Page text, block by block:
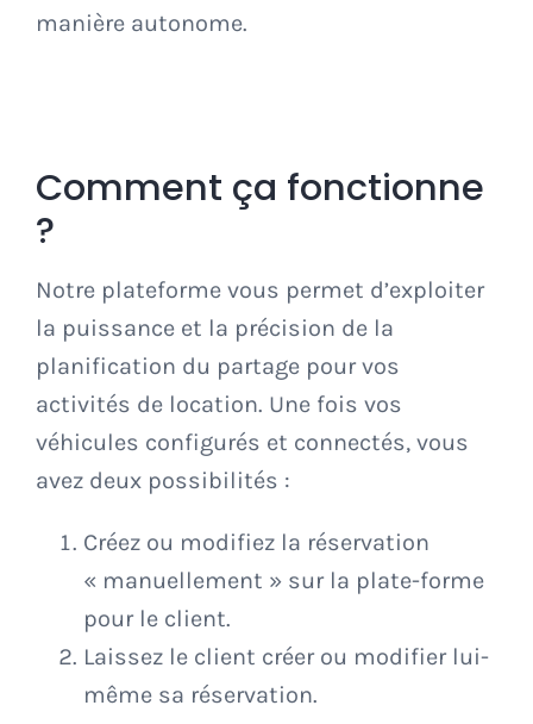
manière autonome.
Comment ça fonctionne
?
Notre plateforme vous permet d’exploiter
la puissance et la précision de la
planification du partage pour vos
activités de location. Une fois vos
véhicules configurés et connectés, vous
avez deux possibilités :
Créez ou modifiez la réservation
« manuellement » sur la plate-forme
pour le client.
Laissez le client créer ou modifier lui-
même sa réservation.